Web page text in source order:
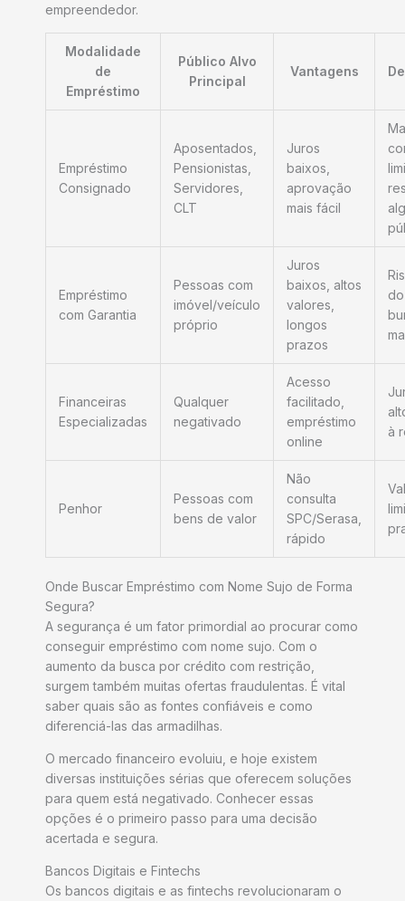
empreendedor.
Modalidade
de
Empréstimo
Público Alvo
Principal
Vantagens
Empréstimo
Consignado
Aposentados,
Pensionistas,
Servidores,
CLT
Juros
baixos,
aprovação
mais fácil
Empréstimo
com Garantia
Pessoas com
imóvel/veículo
próprio
Juros
baixos, altos
valores,
longos
prazos
Financeiras
Especializadas
Qualquer
negativado
Acesso
facilitado,
empréstimo
online
à
Penhor
Pessoas com
bens de valor
Não
consulta
SPC/Serasa,
rápido
Onde Buscar Empréstimo com Nome Sujo de Forma
Segura?
A segurança é um fator primordial ao procurar como
conseguir empréstimo com nome sujo. Com o
aumento da busca por crédito com restrição,
surgem também muitas ofertas fraudulentas. É vital
saber quais são as fontes confiáveis e como
diferenciá-las das armadilhas.
O mercado financeiro evoluiu, e hoje existem
diversas instituições sérias que oferecem soluções
para quem está negativado. Conhecer essas
opções é o primeiro passo para uma decisão
acertada e segura.
Bancos Digitais e Fintechs
Os bancos digitais e as fintechs revolucionaram o